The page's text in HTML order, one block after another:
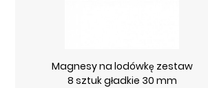
Magnesy na lodówkę zestaw
8 sztuk gładkie 30 mm